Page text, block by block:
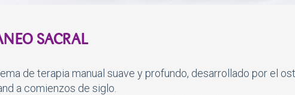
SACRAL
de terapia manual suave y profundo, desarrollado por el
a comienzos de siglo.